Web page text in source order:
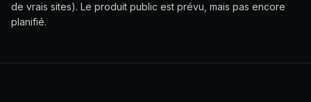
de vrais sites). Le produit public est prévu, mais pas encore
planifié.